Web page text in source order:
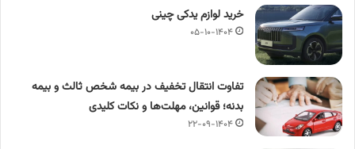
خرید لوازم یدکی چینی
۰۵-۱۰-۱۴۰۴
تفاوت انتقال تخفیف در بیمه شخص ثالث و بیمه
بدنه؛ قوانین، مهلت‌ها و نکات کلیدی
۲۲-۰۹-۱۴۰۴